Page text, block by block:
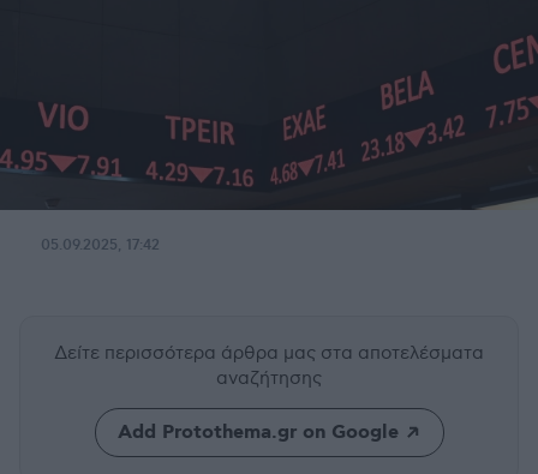
05.09.2025, 17:42
Δείτε περισσότερα άρθρα μας στα αποτελέσματα
αναζήτησης
Add Protothema.gr on Google